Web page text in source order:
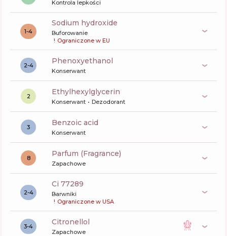
Kontrola lepkości
1-4
sodium hydroxide
Buforowanie
! Ograniczone w EU
2-4 phenoxyethanol
Konserwant
2 ethylhexylglycerin
Konserwant Dezodorant
3 benzoic acid
Konserwant
8 Parfum (Fragrance)
Zapachowe
2-4
ci 77289
Barwniki
! Ograniczone w USA
3-4 citronellol
Zapachowe